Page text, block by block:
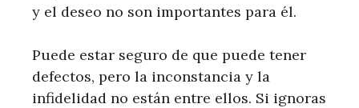
y el deseo no son importantes para él.
Puede estar seguro de que puede tener
defectos, pero la inconstancia y la
infidelidad no están entre ellos. Si ignoras